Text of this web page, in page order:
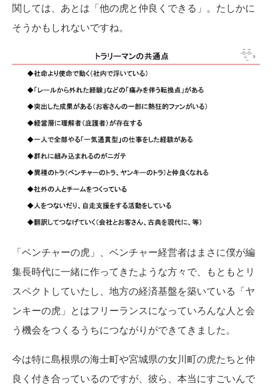
関しては、あとは「他の虎と仲良くできる」。たしかに
そうかもしれないですね。
「ベンチャーの虎」、ベンチャー経営者はまさに僕が編
集長時代に一緒に作ってきたような方々で、もともとリ
スペクトしていたし、地方の経済基盤を築いている「ヤ
ンキーの虎」とはフリーランスになっていろんな人と会
う機会をつくるうちにつながりができてきました。
今は特に島根県の海士町や宮城県の女川町の虎たちと仲
良く付き合っているのですが、彼ら、本当にすごいんで